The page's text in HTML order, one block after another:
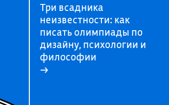
Три всадника
неизвестности: как
писать олимпиады по
дизайну, психологии и
философии
→